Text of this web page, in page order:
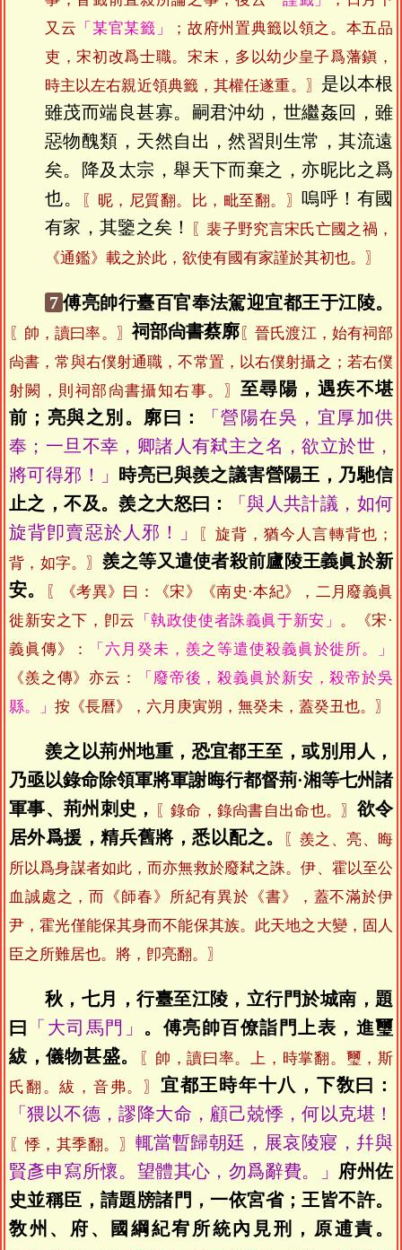
又云 「某官某籤」
；故府州置典籤以領之。本五品
吏，宋初改爲士職。宋末，多以幼少皇子爲藩鎭，
時主以左右親近領典籤，其權任遂重。〗 是以本根
雖茂而端良甚寡。嗣君沖幼，世繼姦回，雖
惡物醜類，天然自出，然習則生常，其流遠
矣。降及太宗，舉天下而棄之，亦昵比之爲
也。
〖昵，尼質翻。比，毗至翻。〗 嗚呼！有國
有家，其鑒之矣！
〖裴子野究言宋氏亡國之禍，
《通鑑》載之於此，欲使有國有家謹於其初也。〗
7 傅亮帥行臺百官奉法駕迎宜都王于江陵。
〖帥，讀曰率。〗祠部尙書蔡廓 〖晉氏渡江，始有祠部
尙書，常與右僕射通職，不常置，以右僕射攝之；若右僕
射闕，則祠部尙書攝知右事。〗 至尋陽，遇疾不堪
前；亮與之別。廓曰：
「營陽在吳，宜厚加供
奉；一旦不幸，卿諸人有弒主之名，欲立於世，
將可得邪！」
時亮已與羨之議害營陽王，乃馳信
止之，不及。羨之大怒曰：
「與人共計議，如何
旋背卽賣惡於人邪！」
〖旋背，猶今人言轉背也；
背，如字。〗 羨之等又遣使者殺前廬陵王義眞於新
安。
〖《考異》曰：《宋》《南史·本紀》，二月廢義眞
徙新安之下，卽云 「執政使使者誅義眞于新安」 。《宋·
義眞傳》：
「六月癸未，羨之等遣使殺義眞於徙所。」
《羨之傳》亦云：
「廢帝後，殺義眞於新安，殺帝於吳
縣。」 按《長曆》，六月庚寅朔，無癸未，蓋癸丑也。〗
羨之以荊州地重，恐宜都王至，或別用人，
乃亟以錄命除領軍將軍謝晦行都督荊·湘等七州諸
軍事、荊州刺史，
〖錄命，錄尙書自出命也。〗 欲令
居外爲援，精兵舊將，悉以配之。
〖羨之、亮、晦
所以爲身謀者如此，而亦無救於廢弒之誅。伊、霍以至公
血誠處之，而《師春》所紀有異於《書》，蓋不滿於伊
尹，霍光僅能保其身而不能保其族。此天地之大變，固人
臣之所難居也。將，卽亮翻。〗
秋，七月，行臺至江陵，立行門於城南，題
曰
「大司馬門」 。傅亮帥百僚詣門上表，進璽
紱，儀物甚盛。
〖帥，讀曰率。上，時掌翻。璽，斯
氏翻。紱，音弗。〗 宜都王時年十八，下敎曰：
「猥以不德，謬降大命，顧己兢悸，何以克堪！
〖悸，其季翻。〗 輒當暫歸朝廷，展哀陵寢，幷與
賢彥申寫所懷。望體其心，勿爲辭費。」 府州佐
史並稱臣，請題牓諸門，一依宮省；王皆不許。
敎州、府、國綱紀宥所統內見刑，原逋責。